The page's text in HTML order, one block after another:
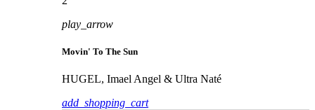
play_arrow
Movin' To The Sun
HUGEL, Imael Angel & Ultra Naté
add_shopping_cart